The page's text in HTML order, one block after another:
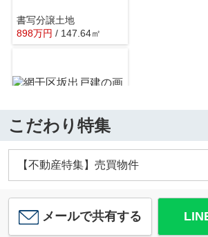
書写分譲土地
898万円 / 147.64㎡
網干区坂出戸建
こだわり特集
【不動産特集】売買物件
メールで共有する